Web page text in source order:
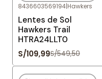
Agotado
8436603569194|Hawkers
Lentes de Sol
Hawkers Trail
HTRA24LLT0
S/109,99S/549,50